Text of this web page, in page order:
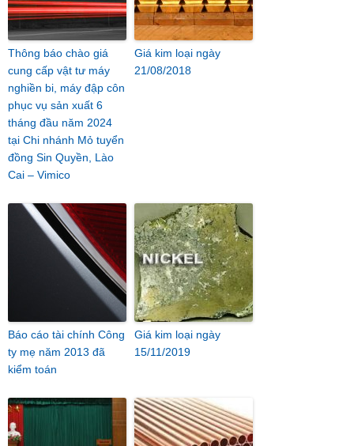
Thông báo chào giá
cung cấp vật tư máy
nghiền bi, máy đập côn
phục vụ sản xuất 6
tháng đầu năm 2024
tại Chi nhánh Mỏ tuyển
đồng Sin Quyền, Lào
Cai – Vimico
Giá kim loại ngày
21/08/2018
Báo cáo tài chính Công
ty mẹ năm 2013 đã
kiểm toán
Giá kim loại ngày
15/11/2019